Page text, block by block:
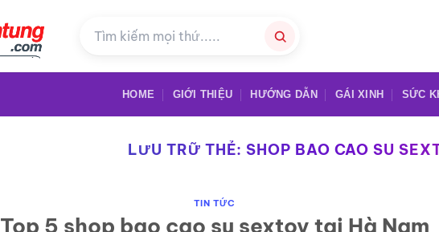
HOME GIỚI THIỆU HƯỚNG DẪN GÁI XINH SỨC
LƯU TRỮ THẺ: SHOP BAO CAO SU
TIN TỨC
Top 5 shop bao cao su sextoy tại Hà Nam